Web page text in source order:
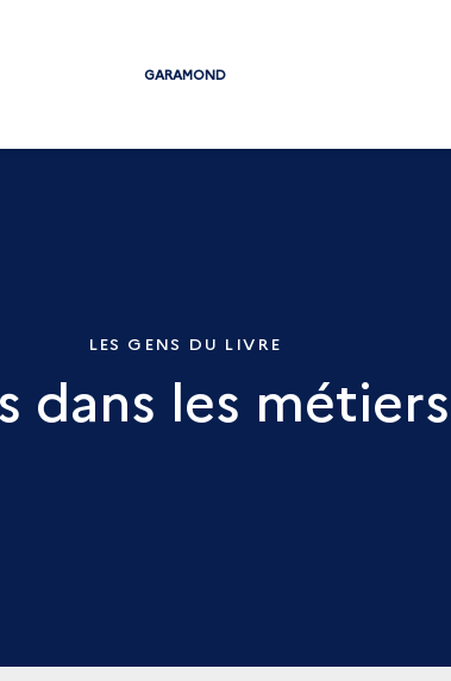
GARAMOND
LES GENS DU LIVRE
dans les